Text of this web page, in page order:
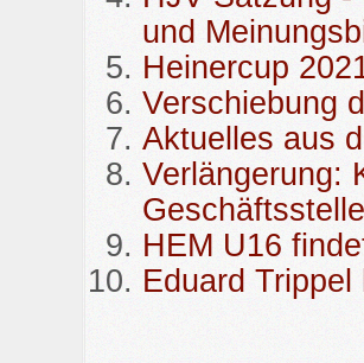
und
Heinercup
Verschiebung
Aktuelles aus
Verlängerung:
HEM U16
Eduard